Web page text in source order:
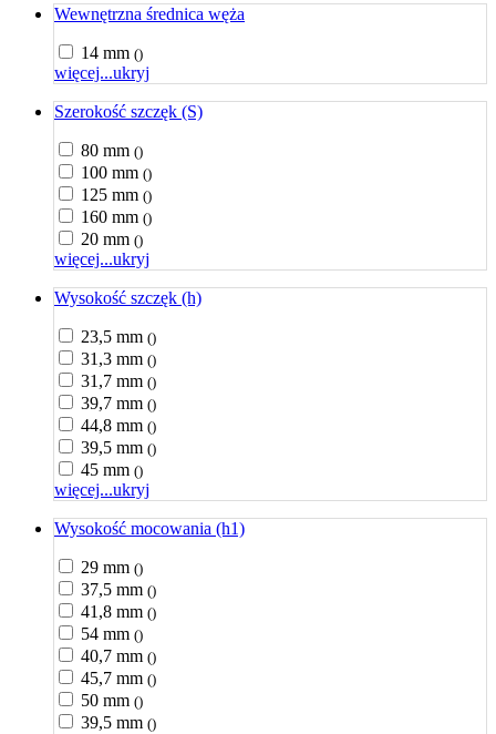
Wewnętrzna średnica węża
14 mm ()
więcej...ukryj
Szerokość szczęk (S)
80 mm ()
100 mm ()
125 mm ()
160 mm ()
20 mm ()
więcej...ukryj
Wysokość szczęk (h)
23,5 mm ()
31,3 mm ()
31,7 mm ()
39,7 mm ()
44,8 mm ()
39,5 mm ()
45 mm ()
więcej...ukryj
Wysokość mocowania (h1)
29 mm ()
37,5 mm ()
41,8 mm ()
54 mm ()
40,7 mm ()
45,7 mm ()
50 mm ()
39,5 mm ()